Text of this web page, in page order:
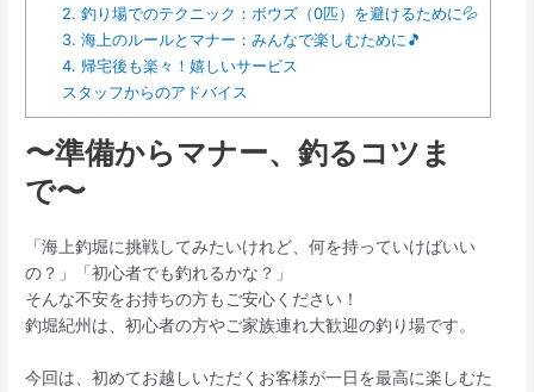
2. 釣り場でのテクニック：ボウズ（0匹）を避けるために💦
3. 海上のルールとマナー：みんなで楽しむために🎵
4. 帰宅後も楽々！嬉しいサービス
スタッフからのアドバイス
〜準備からマナー、釣るコツま
で〜
「海上釣堀に挑戦してみたいけれど、何を持っていけばいい
の？」「初心者でも釣れるかな？」
そんな不安をお持ちの方もご安心ください！
釣堀紀州は、初心者の方やご家族連れ大歓迎の釣り場です。
今回は、初めてお越しいただくお客様が一日を最高に楽しむた